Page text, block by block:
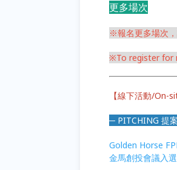
更多場次
※報名更多場次
※To register for
【線下活動/On-
─ PITCHING 提
Golden Horse
金馬創投會議入